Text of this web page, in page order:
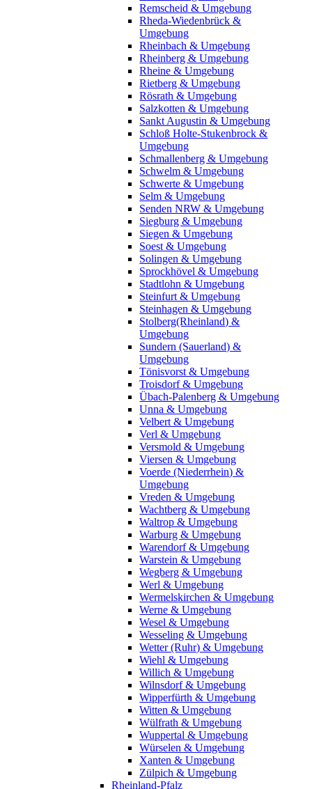
Remscheid & Umgebung
Rheda-Wiedenbrück &
Umgebung
Rheinbach & Umgebung
Rheinberg & Umgebung
Rheine & Umgebung
Rietberg & Umgebung
Rösrath & Umgebung
Salzkotten & Umgebung
Sankt Augustin & Umgebung
Schloß Holte-Stukenbrock &
Umgebung
Schmallenberg & Umgebung
Schwelm & Umgebung
Schwerte & Umgebung
Selm & Umgebung
Senden NRW & Umgebung
Siegburg & Umgebung
Siegen & Umgebung
Soest & Umgebung
Solingen & Umgebung
Sprockhövel & Umgebung
Stadtlohn & Umgebung
Steinfurt & Umgebung
Steinhagen & Umgebung
Stolberg(Rheinland) &
Umgebung
Sundern (Sauerland) &
Umgebung
Tönisvorst & Umgebung
Troisdorf & Umgebung
Übach-Palenberg & Umgebung
Unna & Umgebung
Velbert & Umgebung
Verl & Umgebung
Versmold & Umgebung
Viersen & Umgebung
Voerde (Niederrhein) &
Umgebung
Vreden & Umgebung
Wachtberg & Umgebung
Waltrop & Umgebung
Warburg & Umgebung
Warendorf & Umgebung
Warstein & Umgebung
Wegberg & Umgebung
Werl & Umgebung
Wermelskirchen & Umgebung
Werne & Umgebung
Wesel & Umgebung
Wesseling & Umgebung
Wetter (Ruhr) & Umgebung
Wiehl & Umgebung
Willich & Umgebung
Wilnsdorf & Umgebung
Wipperfürth & Umgebung
Witten & Umgebung
Wülfrath & Umgebung
Wuppertal & Umgebung
Würselen & Umgebung
Xanten & Umgebung
Zülpich & Umgebung
Rheinland-Pfalz